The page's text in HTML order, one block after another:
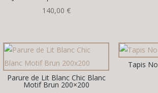
140,00 €
Parure de Lit Blanc Chic Blanc
Motif Brun 200×200
Tapis